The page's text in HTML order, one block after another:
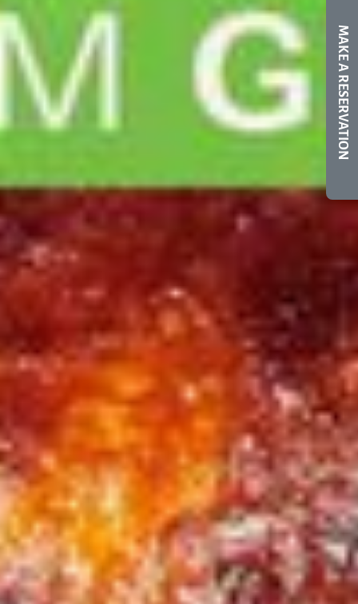
MAKE A RESERVATION